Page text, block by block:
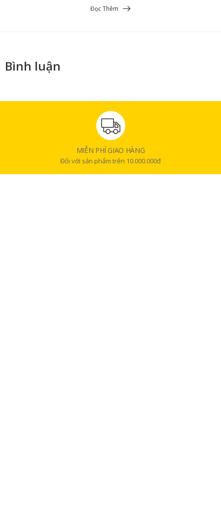
Đọc Thêm
Bình luận
MIỄN PHÍ GIAO HÀNG
Đối với sản phẩm trên 10.000.000đ